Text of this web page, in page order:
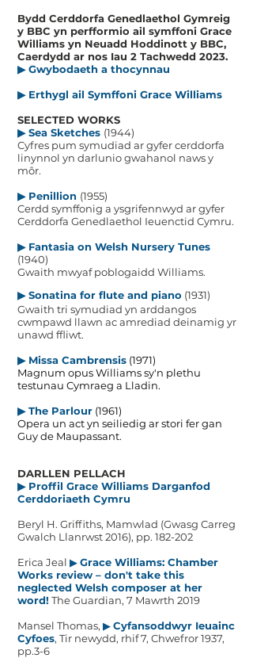
Bydd Cerddorfa Genedlaethol Gymreig
y BBC yn perfformio ail symffoni Grace
Williams yn Neuadd Hoddinott y BBC,
Caerdydd ar nos Iau 2 Tachwedd 2023.
▶ Gwybodaeth a thocynnau
▶ Erthygl ail Symffoni Grace Williams
SELECTED WORKS
▶ Sea Sketches (1944)
Cyfres pum symudiad ar gyfer cerddorfa
linynnol yn darlunio gwahanol naws y
môr.
▶ Penillion (1955)
Cerdd symffonig a ysgrifennwyd ar gyfer
Cerddorfa Genedlaethol Ieuenctid Cymru.
▶ Fantasia on Welsh Nursery Tunes
(1940)
Gwaith mwyaf poblogaidd Williams.
▶ Sonatina for flute and piano (1931)
Gwaith tri symudiad yn arddangos
cwmpawd llawn ac amrediad deinamig yr
unawd ffliwt.
▶ Missa Cambrensis (1971)
Magnum opus Williams sy'n plethu
testunau Cymraeg a Lladin.
▶The Parlour (1961)
Opera un act yn seiliedig ar stori fer gan
Guy de Maupassant.
DARLLEN PELLACH
▶ Proffil Grace Williams Darganfod
Cerddoriaeth Cymru
Beryl H. Griffiths, Mamwlad (Gwasg Carreg
Gwalch Llanrwst 2016), pp. 182-202
Erica Jeal ▶Grace Williams: Chamber
Works review – don't take this
neglected Welsh composer at her
word! The Guardian, 7 Mawrth 2019
Mansel Thomas, ▶Cyfansoddwyr Ieuainc
Cyfoes, Tir newydd, rhif 7, Chwefror 1937,
pp.3-6